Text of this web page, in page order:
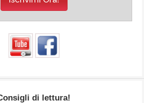
di lettura!